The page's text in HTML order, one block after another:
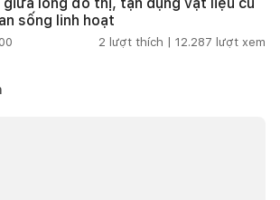
sống linh hoạt
2 lượt thích | 12.287 lượt xem